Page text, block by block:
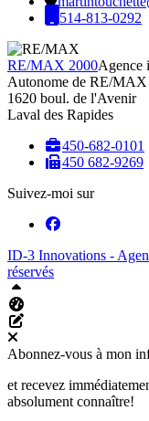
514-813-0292
RE/MAX 2000Agence
Autonome de RE/MAX
1620 boul. de l'Avenir
Laval des Rapides
450-682-0101
450 682-9269
Suivez-moi sur
ID-3 Innovations -
réservés
Abonnez-vous à mon
et recevez
absolument connaître!